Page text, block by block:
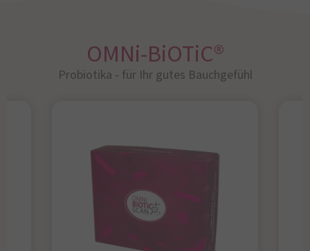
OMNi-BiOTiC®
Probiotika - für Ihr gutes Bauchgefühl​